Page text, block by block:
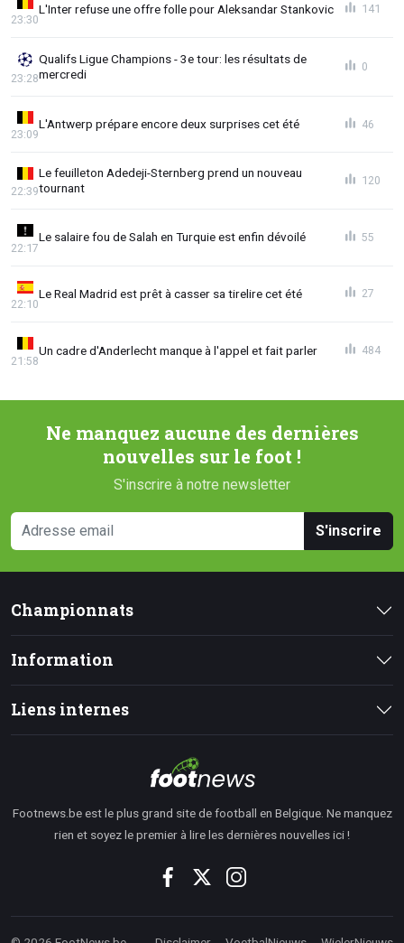
L'Inter refuse une offre folle pour Aleksandar Stankovic
23:30
141
Qualifs Ligue Champions - 3e tour: les résultats de
mercredi
23:28
0
L'Antwerp prépare encore deux surprises cet été
23:09
46
Le feuilleton Adedeji-Sternberg prend un nouveau
tournant
22:39
120
Le salaire fou de Salah en Turquie est enfin dévoilé
22:17
55
Le Real Madrid est prêt à casser sa tirelire cet été
22:10
27
Un cadre d'Anderlecht manque à l'appel et fait parler
21:58
484
Ne manquez aucune des dernières
nouvelles sur le foot !
S'inscrire à notre newsletter
S'inscrire
Championnats
Information
Liens internes
Footnews.be est le plus grand site de football en Belgique. Ne manquez
rien et soyez le premier à lire les dernières nouvelles ici !